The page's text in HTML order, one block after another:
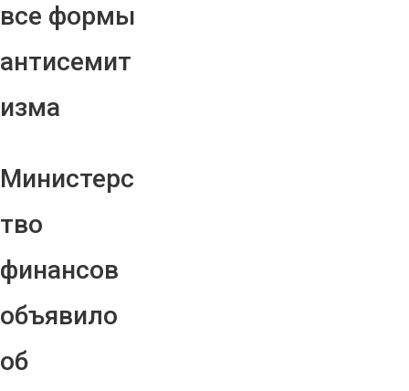
все формы
антисемит
изма
Министерс
тво
финансов
объявило
об